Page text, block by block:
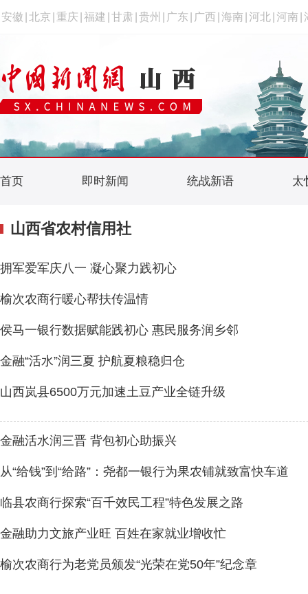
安徽 北京 重庆 福建 甘肃 贵州 广东 广西 海南 河北 河南
首页 即时新闻 统战新语 太
山西省农村信用社
拥军爱军庆八一 凝心聚力践初心
榆次农商行暖心帮扶传温情
侯马一银行数据赋能践初心 惠民服务润乡邻
金融“活水”润三夏 护航夏粮稳归仓
山西岚县6500万元加速土豆产业全链升级
金融活水润三晋 背包初心助振兴
从“给钱”到“给路”：尧都一银行为果农铺就致富快车道
临县农商行探索“百千效民工程”特色发展之路
金融助力文旅产业旺 百姓在家就业增收忙
榆次农商行为老党员颁发“光荣在党50年”纪念章